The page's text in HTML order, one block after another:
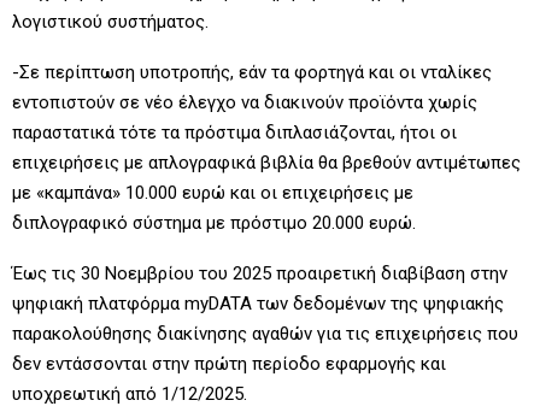
λογιστικού συστήματος.
-Σε περίπτωση υποτροπής, εάν τα φορτηγά και οι νταλίκες
εντοπιστούν σε νέο έλεγχο να διακινούν προϊόντα χωρίς
παραστατικά τότε τα πρόστιμα διπλασιάζονται, ήτοι οι
επιχειρήσεις με απλογραφικά βιβλία θα βρεθούν αντιμέτωπες
με «καμπάνα» 10.000 ευρώ και οι επιχειρήσεις με
διπλογραφικό σύστημα με πρόστιμο 20.000 ευρώ.
Έως τις 30 Νοεμβρίου του 2025 προαιρετική διαβίβαση στην
ψηφιακή πλατφόρμα myDATA των δεδομένων της ψηφιακής
παρακολούθησης διακίνησης αγαθών για τις επιχειρήσεις που
δεν εντάσσονται στην πρώτη περίοδο εφαρμογής και
υποχρεωτική από 1/12/2025.